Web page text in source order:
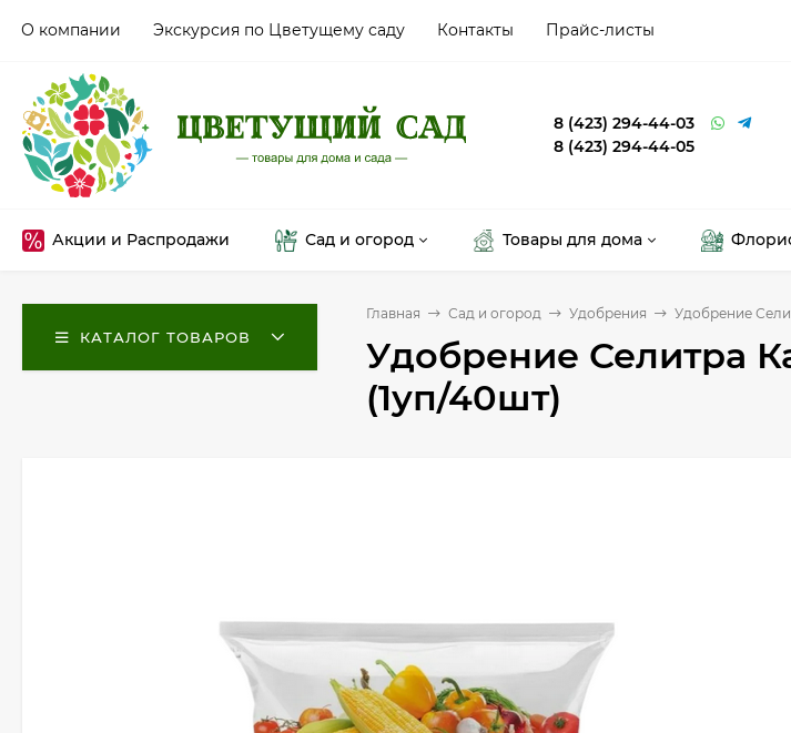
О компании Экскурсия по Цветущему саду Контакты Прайс-листы
8 (423) 294-44-03
8 (423) 294-44-05
Акции и Распродажи Сад и огород Товары для дома
КАТАЛОГ ТОВАРОВ
Главная Сад и огород Удобрения Удобрение
Удобрение Селитра
(1уп/40шт)